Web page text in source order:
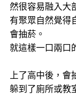
然很容易融入大
有聚眾自然覺得
會抽菸。
就這樣一口兩口
上了高中後，會
躲到了廁所或教